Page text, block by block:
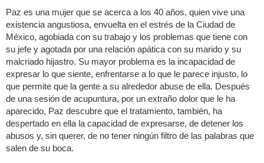
Paz es una mujer que se acerca a los 40 años, quien vive una
existencia angustiosa, envuelta en el estrés de la Ciudad de
México, agobiada con su trabajo y los problemas que tiene con
su jefe y agotada por una relación apática con su marido y su
malcriado hijastro. Su mayor problema es la incapacidad de
expresar lo que siente, enfrentarse a lo que le parece injusto, lo
que permite que la gente a su alrededor abuse de ella. Después
de una sesión de acupuntura, por un extraño dolor que le ha
aparecido, Paz descubre que el tratamiento, también, ha
despertado en ella la capacidad de expresarse, de detener los
abusos y, sin querer, de no tener ningún filtro de las palabras que
salen de su boca.